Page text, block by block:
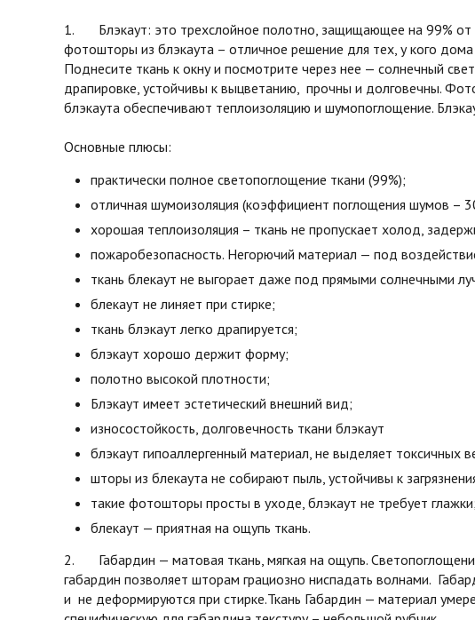
1. Блэкаут: это трехслойное полотно, защищающее на 99% от
фотошторы из блэкаута – отличное решение для тех, у кого
Поднесите ткань к окну и посмотрите через нее — солнечный
драпировке, устойчивы к выцветанию, прочны и долговечны.
блэкаута обеспечивают теплоизоляцию и шумопоглощение.
Основные плюсы:
практически полное светопоглощение ткани (99%);
отличная шумоизоляция (коэффициент поглощения шумов –
хорошая теплоизоляция – ткань не пропускает холод,
пожаробезопасность. Негорючий материал — под
ткань блекаут не выгорает даже под прямыми солнечными
блекаут не линяет при стирке;
ткань блэкаут легко драпируется;
блэкаут хорошо держит форму;
полотно высокой плотности;
Блэкаут имеет эстетический внешний вид;
износостойкость, долговечность ткани блэкаут
блэкаут гипоаллергенный материал, не выделяет токсичных
шторы из блекаута не собирают пыль, устойчивы к
такие фотошторы просты в уходе, блэкаут не требует глажки;
блекаут — приятная на ощупь ткань.
2. Габардин — матовая ткань, мягкая на ощупь.
габардин позволяет шторам грациозно ниспадать волнами.
и не деформируются при стирке.Ткань Габардин — материал